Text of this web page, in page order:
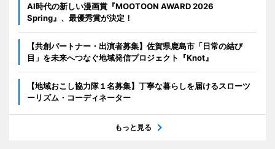
AI時代の新しい漫画賞『MOOTOON AWARD 2026
Spring』、最優秀賞が決定！
【共創パートナー・出演者募集】佐賀県鹿島市「日常の結び
目」を未来へつなぐ地域発信プロジェクト『Knot』
【地域おこし協力隊１名募集】丁寧な暮らしを届けるスローツ
ーリズム・コーディネーター
もっと見る